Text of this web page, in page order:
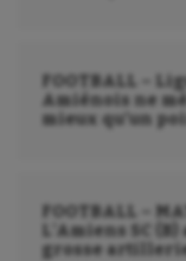
FOOTBALL –
Amiénois ne
mieux qu’un
FOOTBALL –
L’Amiens SC
grosse